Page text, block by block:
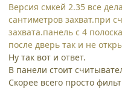
Версия смкей 2.35 все
сантиметров захват.при
захвата.панель с 4
после дверь так и не
Ну так вот и ответ.
В панели стоит
Скорее всего просто